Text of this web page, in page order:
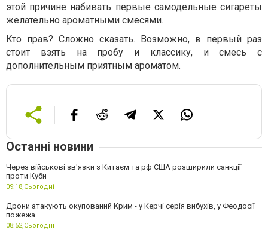
этой причине набивать первые самодельные сигареты
желательно ароматными смесями.
Кто прав? Сложно сказать. Возможно, в первый раз
стоит взять на пробу и классику, и смесь с
дополнительным приятным ароматом.
Останні новини
Через військові зв'язки з Китаєм та рф США розширили санкції
проти Куби
09:18,Сьогодні
Дрони атакують окупований Крим - у Керчі серія вибухів, у Феодосії
пожежа
08:52,Сьогодні